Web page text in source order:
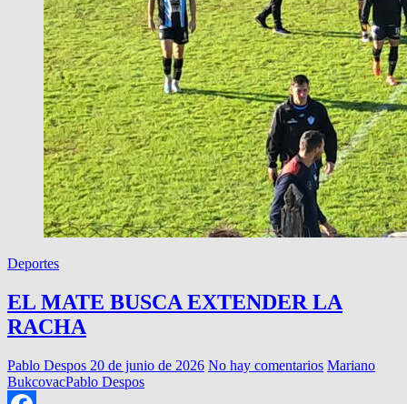
Deportes
EL MATE BUSCA EXTENDER LA
RACHA
Pablo Despos 20 de junio de 2026 No hay comentarios Mariano
BukcovacPablo Despos